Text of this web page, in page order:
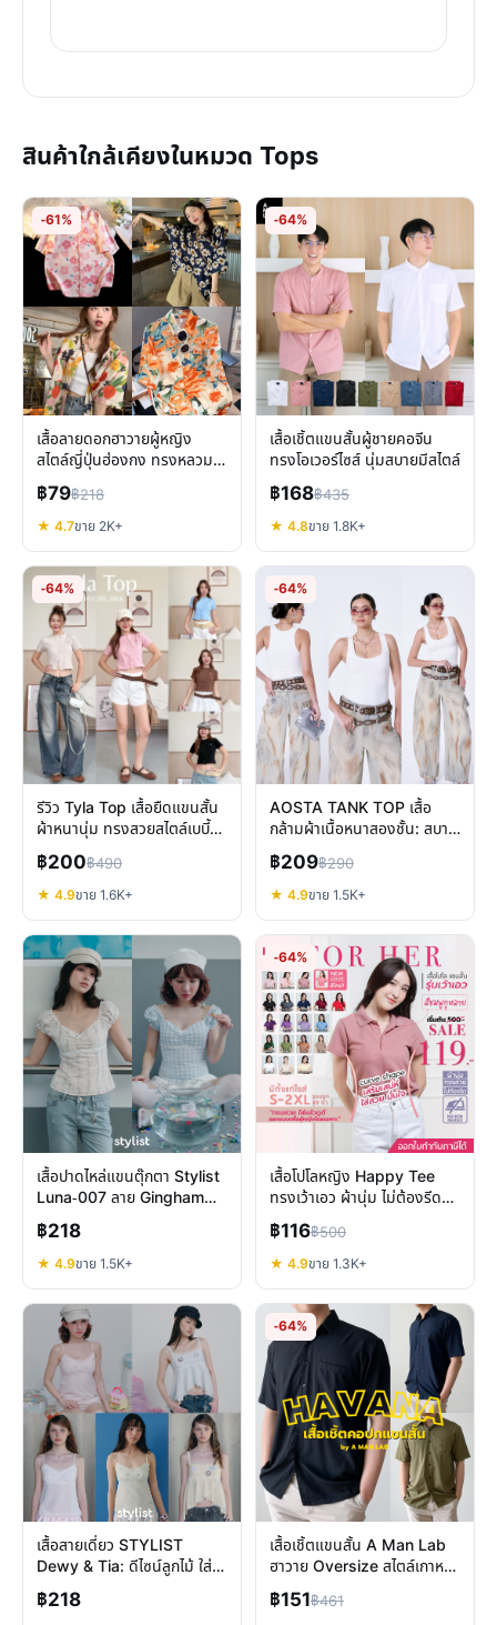
สินค้าใกล้เคียงในหมวด Tops
-61%
เสื้อลายดอกฮาวายผู้หญิง
สไตล์ญี่ปุ่นฮ่องกง ทรงหลวม
ใส่สบาย
฿79฿218
★ 4.7ขาย 2K+
-64%
เสื้อเชิ้ตแขนสั้นผู้ชายคอจีน
ทรงโอเวอร์ไซส์ นุ่มสบายมีสไตล์
฿168฿435
★ 4.8ขาย 1.8K+
-64%
รีวิว Tyla Top เสื้อยืดแขนสั้น
ผ้าหนานุ่ม ทรงสวยสไตล์เบบี้ที
สวมใส่สบาย
฿200฿490
★ 4.9ขาย 1.6K+
-64%
AOSTA TANK TOP เสื้อ
กล้ามผ้าเนื้อหนาสองชั้น: สบาย
มั่นใจ ทุกวัน
฿209฿290
★ 4.9ขาย 1.5K+
เสื้อปาดไหล่แขนตุ๊กตา Stylist
Luna-007 ลาย Gingham
สวยหวานทุกโอกาส
฿218
★ 4.9ขาย 1.5K+
-64%
เสื้อโปโลหญิง Happy Tee
ทรงเว้าเอว ผ้านุ่ม ไม่ต้องรีด
สวยมั่นใจ ใส่สบาย
฿116฿500
★ 4.9ขาย 1.3K+
เสื้อสายเดี่ยว STYLIST
Dewy & Tia: ดีไซน์ลูกไม้ ใส่
สบาย เลือกแบบไหนดี
฿218
-64%
เสื้อเชิ้ตแขนสั้น A Man Lab
ฮาวาย Oversize สไตล์เกาหลี
ใส่สบายเหมาะกับเมืองไทย
฿151฿461